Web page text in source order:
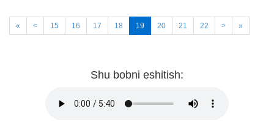
« < 15 16 17 18 19 20 21 22 > »
Shu bobni eshitish: